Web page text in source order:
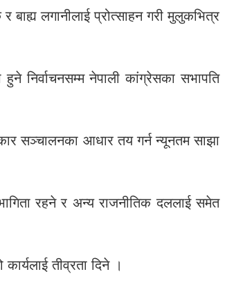
बाह्य लगानीलाई प्रोत्साहन गरी मुलुकभित्र
निर्वाचनसम्म नेपाली कांग्रेसका सभापति
सञ्चालनका आधार तय गर्न न्यूनतम साझा
रहने र अन्य राजनीतिक दललाई समेत
तीव्रता दिने ।